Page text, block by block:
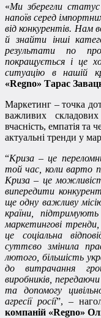
«Ми зберегли
напоїв серед
від конкурентів. Нам
й знайти інші
результати по
покращується і це
ситуацію в нашій
«Regno» Тарас
Маркетинг – точка
важливих
вчасність, емпатія та
актуальні тренди у
“Криза – це
той час, коли варто
Криза – це
випередити
ще одну важливу
країни,
маркетингові
це соціальна
суттєво змінила
лютого, більшість
до витрачання
виробників,
та допомогу
агресії росії”, –
компаній «Regno»